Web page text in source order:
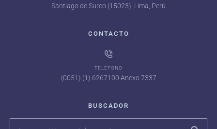
Santiago de Surco (15023), Lima, Perú
CONTACTO
TELÉFONO
(0051) (1) 6267100 Anexo 7337
BUSCADOR